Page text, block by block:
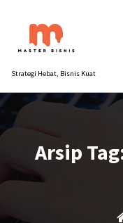
konten
Strategi Hebat, Bisnis Kuat
Arsip